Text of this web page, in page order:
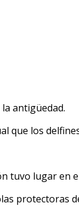
antigüedad.
que los
tuvo lugar en
protectoras